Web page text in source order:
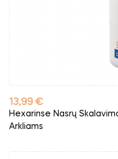
Kaina
13,99 €
Hexarinse Nasrų
Arkliams